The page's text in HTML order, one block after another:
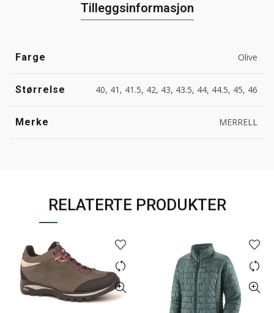
Tilleggsinformasjon
Farge Olive
Størrelse 40, 41, 41.5, 42, 43, 43.5, 44, 44.5, 45, 46
Merke MERRELL
RELATERTE PRODUKTER